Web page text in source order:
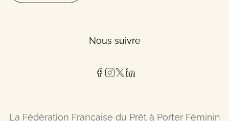
Nous suivre
La Fédération Française du Prêt à Porter Féminin